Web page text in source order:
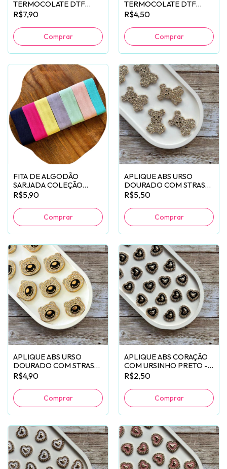
TERMOCOLATE DTF
ELEMENTOS PUKET - 13
UNIDADES
R$7,90
TERMOCOLATE DTF
ARCO-ÍRIS PUKET - 6
UNIDADES
R$4,50
FITA DE ALGODÃO
SARJADA COLEÇÃO
CORES PUKET (35MM) -
2 METROS
R$5,90
Comprar
APLIQUE ABS URSO
DOURADO COM STRASS
- 2 UNIDADES
R$5,50
APLIQUE ABS URSO
DOURADO COM STRASS
- 2 UNIDADES
R$4,90
APLIQUE ABS CORAÇÃO
COM URSINHO PRETO -
2 UNIDADES
R$2,50